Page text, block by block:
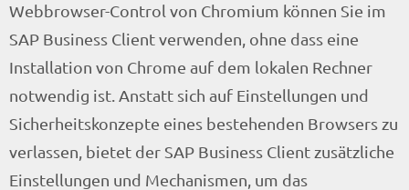
Webbrowser-Control von Chromium können Sie im
SAP Business Client verwenden, ohne dass eine
Installation von Chrome auf dem lokalen Rechner
notwendig ist. Anstatt sich auf Einstellungen und
Sicherheitskonzepte eines bestehenden Browsers zu
verlassen, bietet der SAP Business Client zusätzliche
Einstellungen und Mechanismen, um das